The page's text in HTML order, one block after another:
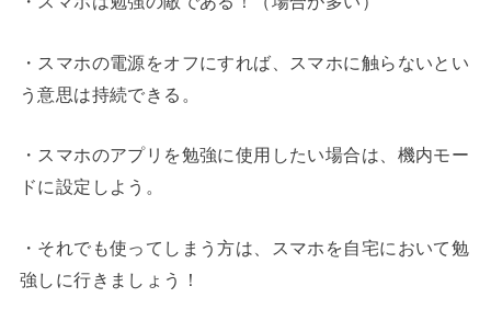
・スマホの電源をオフにすれば、スマホに触らないとい
う意思は持続できる。
・スマホのアプリを勉強に使用したい場合は、機内モー
ドに設定しよう。
・それでも使ってしまう方は、スマホを自宅において勉
強しに行きましょう！